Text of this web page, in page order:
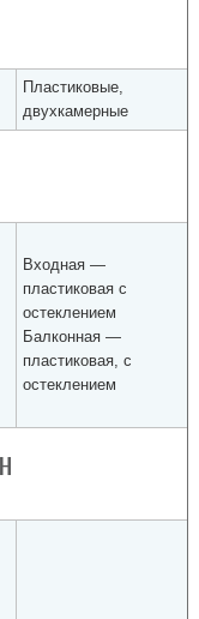
Пластиковые,
двухкамерные
Входная —
пластиковая с
остеклением
Балконная —
пластиковая, с
остеклением